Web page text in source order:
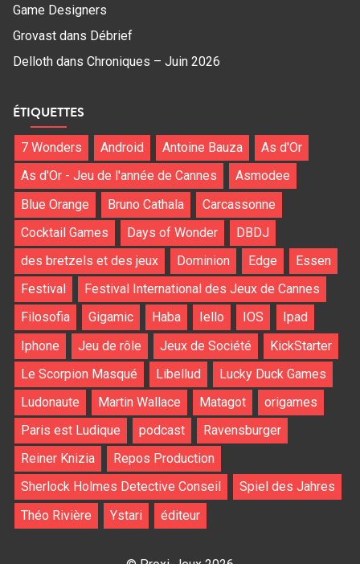
Game Designers
Grovast dans Débrief
Delloth dans Chroniques – Juin 2026
ÉTIQUETTES
7 Wonders Android Antoine Bauza
As d'Or
As d'Or - Jeu de l'année de Cannes
Asmodee
Blue Orange
Bruno Cathala
Carcassonne
Cocktail Games
Days of Wonder
DBDJ
des bretzels et des jeux
Dominion Edge
Essen
Festival
Festival International des Jeux de Cannes
Filosofia
Gigamic Haba Iello IOS
Ipad
Iphone
Jeu de rôle Jeux de Société
KickStarter
Le Scorpion Masqué
Libellud
Lucky Duck Games
Ludonaute
Martin Wallace Matagot
origames
Paris est Ludique
podcast
Ravensburger
Reiner Knizia
Repos Production
Sherlock Holmes Detective Conseil
Spiel des Jahres
Théo Rivière
Ystari éditeur